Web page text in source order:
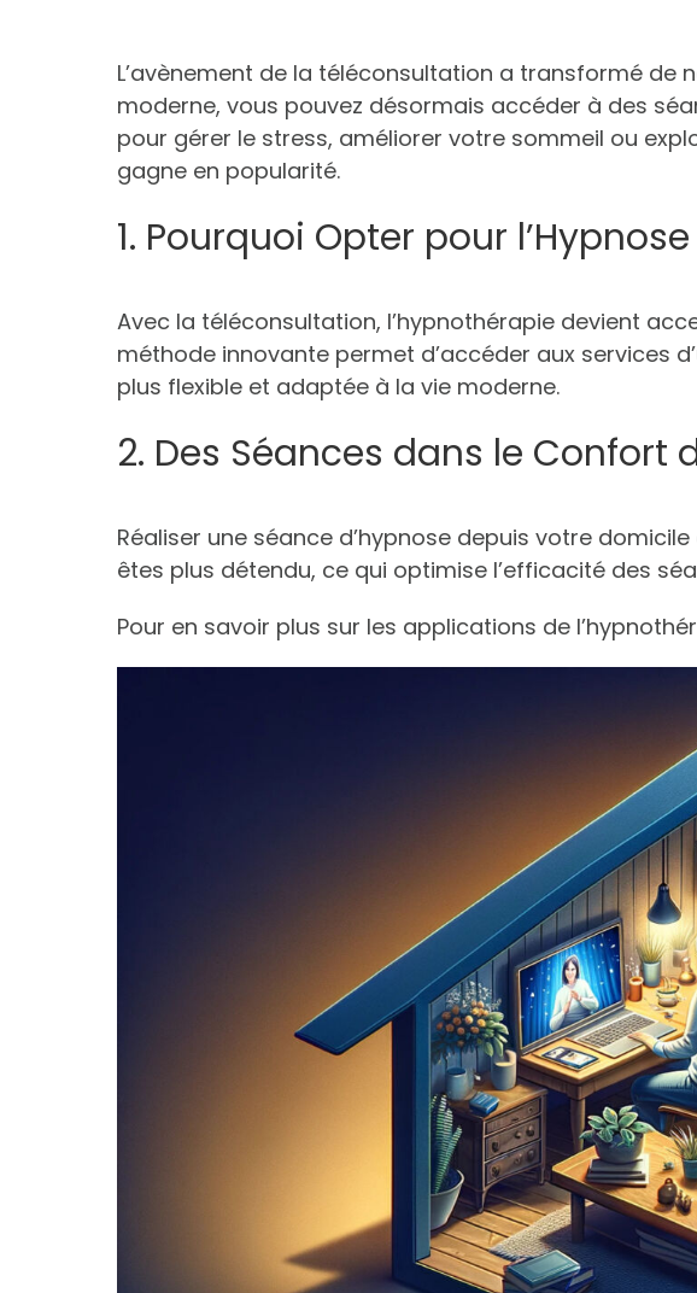
L’avènement de la téléconsultation a transformé de
moderne, vous pouvez désormais accéder à des
pour gérer le stress, améliorer votre sommeil ou
gagne en popularité.
1. Pourquoi Opter pour
Avec la téléconsultation, l’hypnothérapie devient
méthode innovante permet d’accéder aux services
plus flexible et adaptée à la vie moderne.
2. Des Séances dans le Confort
Réaliser une séance d’hypnose depuis votre
êtes plus détendu, ce qui optimise l’efficacité des
Pour en savoir plus sur les applications de